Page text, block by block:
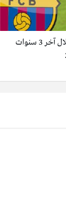
نتائج الكلاسيكو خلال آخر 3 سنوات